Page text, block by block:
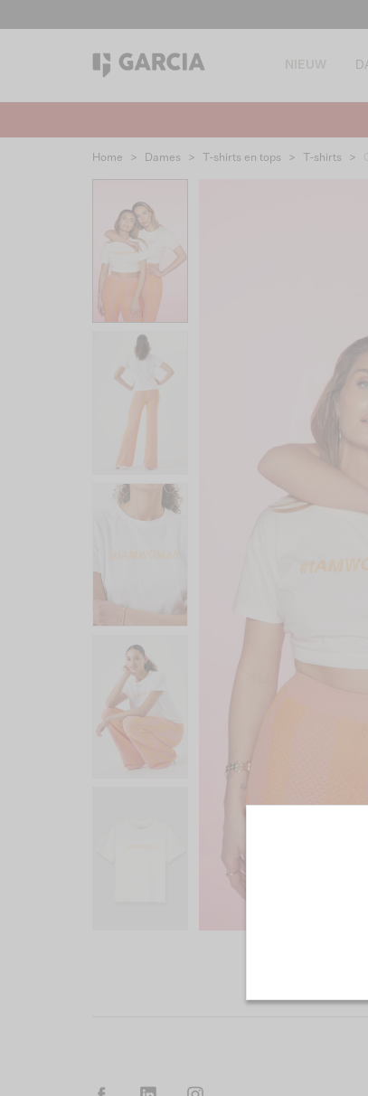
NIEUW
Home > Dames > T-shirts en tops > T-shirts >